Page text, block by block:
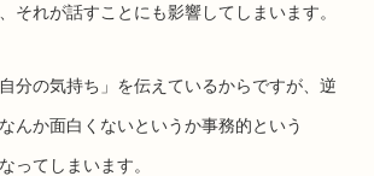
それが話すことにも影響してしまいます。
分の気持ち」を伝えているからですが、逆
んか面白くないというか事務的という
ってしまいます。